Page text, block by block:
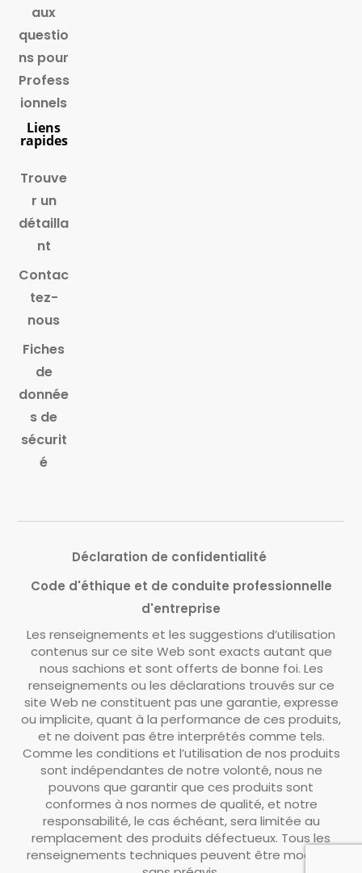
aux
questio
ns pour
Profess
ionnels
Liens
rapides
Trouve
r un
détailla
nt
Contac
tez-
nous
Fiches
de
donnée
s de
sécurit
é
Déclaration de confidentialité
Code d'éthique et de conduite professionnelle
d'entreprise
Les renseignements et les suggestions d’utilisation
contenus sur ce site Web sont exacts autant que
nous sachions et sont offerts de bonne foi. Les
renseignements ou les déclarations trouvés sur ce
site Web ne constituent pas une garantie, expresse
ou implicite, quant à la performance de ces produits,
et ne doivent pas être interprétés comme tels.
Comme les conditions et l’utilisation de nos produits
sont indépendantes de notre volonté, nous ne
pouvons que garantir que ces produits sont
conformes à nos normes de qualité, et notre
responsabilité, le cas échéant, sera limitée au
remplacement des produits défectueux. Tous les
renseignements techniques peuvent être modifiés